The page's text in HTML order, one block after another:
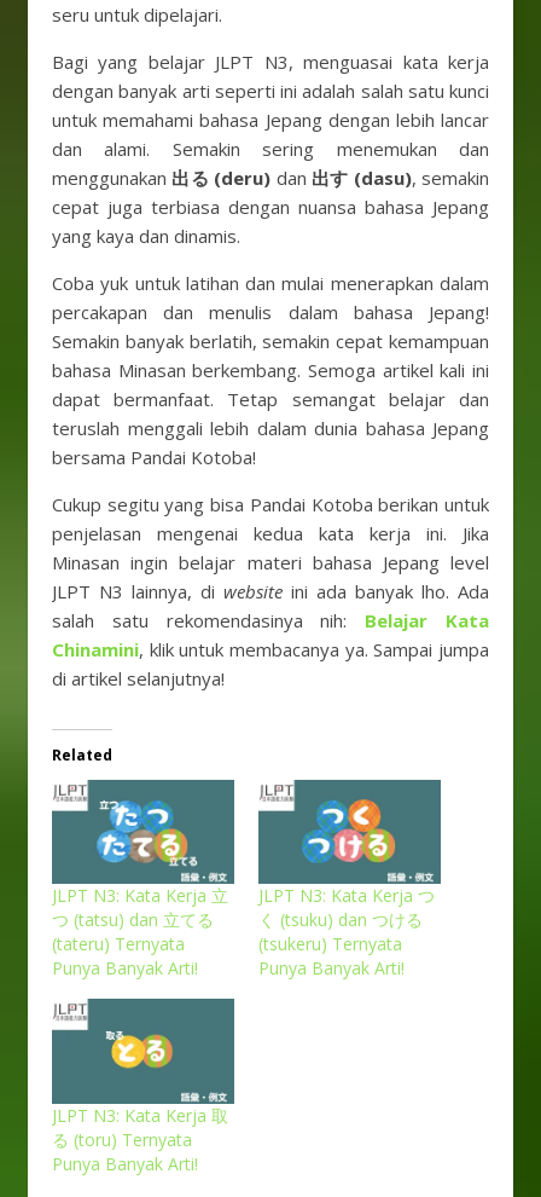
seru untuk dipelajari.
Bagi yang belajar JLPT N3, menguasai kata kerja
dengan banyak arti seperti ini adalah salah satu kunci
untuk memahami bahasa Jepang dengan lebih lancar
dan alami. Semakin sering menemukan dan
menggunakan 出る (deru) dan 出す (dasu), semakin
cepat juga terbiasa dengan nuansa bahasa Jepang
yang kaya dan dinamis.
Coba yuk untuk latihan dan mulai menerapkan dalam
percakapan dan menulis dalam bahasa Jepang!
Semakin banyak berlatih, semakin cepat kemampuan
bahasa Minasan berkembang. Semoga artikel kali ini
dapat bermanfaat. Tetap semangat belajar dan
teruslah menggali lebih dalam dunia bahasa Jepang
bersama Pandai Kotoba!
Cukup segitu yang bisa Pandai Kotoba berikan untuk
penjelasan mengenai kedua kata kerja ini. Jika
Minasan ingin belajar materi bahasa Jepang level
JLPT N3 lainnya, di website ini ada banyak lho. Ada
salah satu rekomendasinya nih: Belajar Kata
Chinamini, klik untuk membacanya ya. Sampai jumpa
di artikel selanjutnya!
Related
JLPT N3: Kata Kerja 立
つ (tatsu) dan 立てる
(tateru) Ternyata
Punya Banyak Arti!
JLPT N3: Kata Kerja つ
く (tsuku) dan つける
(tsukeru) Ternyata
Punya Banyak Arti!
JLPT N3: Kata Kerja 取
る (toru) Ternyata
Punya Banyak Arti!